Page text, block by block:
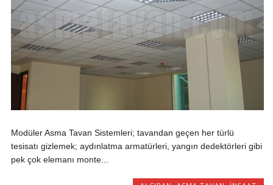
Modüler Asma Tavan Sistemleri; tavandan geçen her türlü
tesisatı gizlemek; aydınlatma armatürleri, yangın dedektörleri gibi
pek çok elemanı monte...